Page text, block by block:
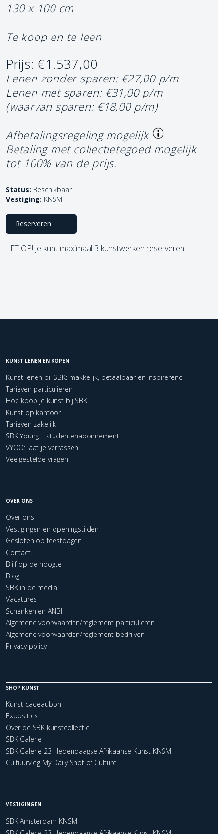
130 x 100 cm
Te koop en te leen
Prijs: €1.537,00
Lenen zonder sparen: €27,00 p/m
Lenen met sparen: €31,00 p/m
(waarvan sparen: €18,00 p/m)
Afbetalingsregeling mogelijk
Betaling met collectietegoed mogelijk
tot 100% van de prijs.
Status: Beschikbaar
Vestiging: KNSM
Reserveren
LET OP! Je kunt maximaal 3 kunstwerken reserveren.
KUNST LENEN EN KOPEN
Kunst lenen bij SBK: makkelijk, betaalbaar en inspirerend
Tarieven particulieren
Hoe koop je kunst bij SBK
Kunst op kantoor
Tarieven zakelijk
SBK Young – studentenabonnement
VYOO: laat je verrassen
Veelgestelde vragen
OVER ONS
Over ons
Vestigingen en openingstijden
Gesloten op feestdagen
Contact
Blijf op de hoogte
Blog
SBK in de media
Vacatures
Schenken en ANBI
Algemene voorwaarden/reglement particulieren
Algemene voorwaarden/reglement bedrijven
Privacy policy
SHOP KUNST
Kunst cadeaubon
Exposities
Over de SBK kunstcollectie
SBK Galerie
SBK Galerie 23 Hedendaagse Afrikaanse Kunst KNSM
Cultuurvlog My Daily Shot of Culture
VESTIGINGEN
SBK Amsterdam KNSM